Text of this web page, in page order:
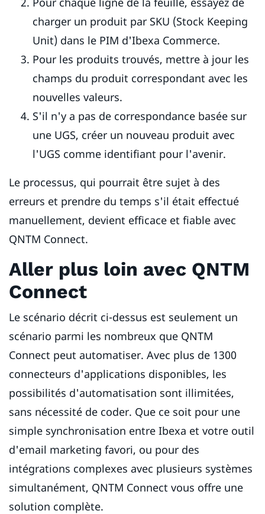
charger un produit par SKU (Stock Keeping
Unit) dans le PIM d'Ibexa Commerce.
Pour les produits trouvés, mettre à jour les
champs du produit correspondant avec les
nouvelles valeurs.
S'il n'y a pas de correspondance basée sur
une UGS, créer un nouveau produit avec
l'UGS comme identifiant pour l'avenir.
Le processus, qui pourrait être sujet à des
erreurs et prendre du temps s'il était effectué
manuellement, devient efficace et fiable avec
QNTM Connect.
Aller plus loin avec QNTM
Connect
Le scénario décrit ci-dessus est seulement un
scénario parmi les nombreux que QNTM
Connect peut automatiser. Avec plus de 1300
connecteurs d'applications disponibles, les
possibilités d'automatisation sont illimitées,
sans nécessité de coder. Que ce soit pour une
simple synchronisation entre Ibexa et votre outil
d'email marketing favori, ou pour des
intégrations complexes avec plusieurs systèmes
simultanément, QNTM Connect vous offre une
solution complète.